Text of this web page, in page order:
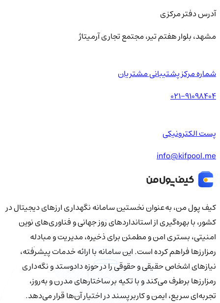
آدرس دفتر مرکزی
مشهد، بلوار هفتم تیر، مجتمع تجاری آرمیتاژ
شماره مرکز پشتیبانی مشتریان
021-91098404
پست الکترونیکی
info@kifpool.me
کیف‌ پول من، به‌عنوان نخستین سامانه نگهداری ارزهای دیجیتال در
کشور، با بهره‌گیری از استانداردهای روز جهانی و فناوری‌های نوین
امنیتی، بستری امن و مطمئن برای ذخیره، مدیریت و مبادله
رمزارزها فراهم کرده است. این سامانه با ارائه خدمات پیشرفته،
نیازهای اشخاص حقیقی و حقوقی را در حوزه دادوستد و نگه‌داری
رمزارزها برطرف می‌کند و با تکیه بر ساختارهای مدرن و به‌روز،
تجربه‌ای سریع، ایمن و کاربرپسند در اختیار آن‌ها قرار می‌دهد.